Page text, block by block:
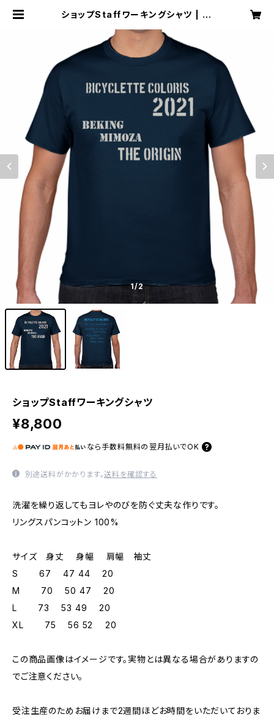
ショップStaffワーキングシャツ | Bi
車 ）
1/2
ショップStaffワーキングシャツ
¥8,800
なら 手数料無料の 翌月払いでOK
別途送料がかかります。送料を確認する
洗濯を繰り返してもヨレやのびを防ぐ丈夫な作りです。
リングスパンコットン 100%
サイズ 身丈 身幅 肩幅 袖丈
S 67 47 44 20
M 70 50 47 20
L 73 53 49 20
XL 75 56 52 20
この商品画像はイメージです。実物とは異なる場合がありますの
でご注意ください。
受注生産のためお届けまで2週間ほどお時間をいただいておりま